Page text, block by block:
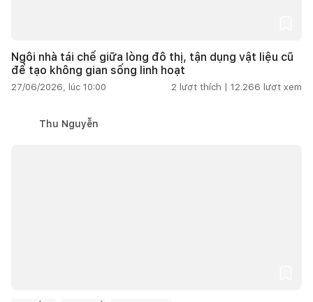
Ngôi nhà tái chế giữa lòng đô thị, tận dụng vật liệu cũ
để tạo không gian sống linh hoạt
27/06/2026, lúc 10:00 2 lượt thích | 12.266 lượt xem
Thu Nguyễn